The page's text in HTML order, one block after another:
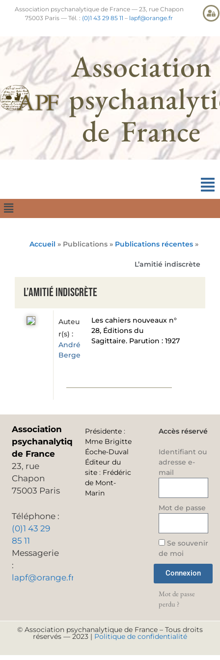
Association psychanalytique de France — 23, rue Chapon
75003 Paris — Tél. : (0)1 43 29 85 11 – lapf@orange.fr
Association
de France
Accueil » Publications » Publications récentes »
L’amitié indiscrète
L’amitié indiscrète
Auteu
r(s) :
André
Berge
Les cahiers nouveaux n°
28, Éditions du
Sagittaire. Parution : 1927
Association
psychanalytique
de France
23, rue
Chapon
75003 Paris
Téléphone :
(0)1 43 29
85 11
Messagerie
:
lapf@orange.fr
Présidente :
Mme Brigitte
Éoche-Duval
Éditeur du
site : Frédéric
de Mont-
Marin
Accès réservé
Identifiant ou
adresse e-
mail
Mot de passe
Se souvenir
de moi
Connexion
Mot de passe
perdu ?
© Association psychanalytique de France – Tous droits
réservés — 2023 | Politique de confidentialité